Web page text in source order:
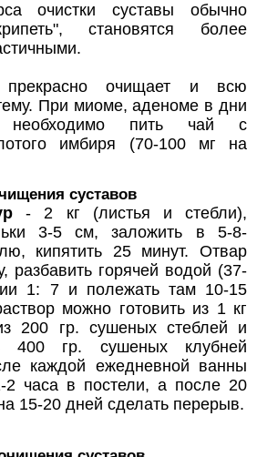
очистки суставы обычно
становятся более
очищает и всю
При миоме, аденоме в дни
необходимо пить чай с
имбиря (70-100 мг на
суставов
- 2 кг (листья и стебли),
3-5 см, заложить в 5-8-
кипятить 25 минут. Отвар
разбавить горячей водой (37-
1: 7 и полежать там 10-15
можно готовить из 1 кг
200 гр. сушеных стеблей и
400 гр. сушеных клубней
каждой ежедневной ванны
2 часа в постели, а после 20
15-20 дней сделать перерыв.